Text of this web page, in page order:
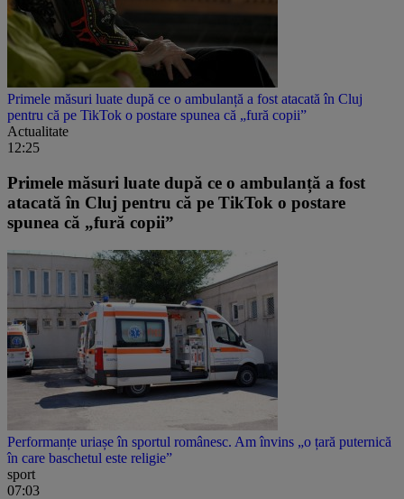
Primele măsuri luate după ce o ambulanță a fost atacată în Cluj
pentru că pe TikTok o postare spunea că „fură copii”
Actualitate
12:25
Primele măsuri luate după ce o ambulanță a fost
atacată în Cluj pentru că pe TikTok o postare
spunea că „fură copii”
Performanțe uriașe în sportul românesc. Am învins „o țară puternică
în care baschetul este religie”
sport
07:03